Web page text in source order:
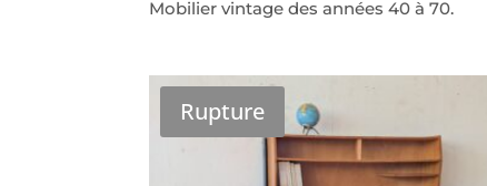
Mobilier vintage des années 40 à 70.
Rupture